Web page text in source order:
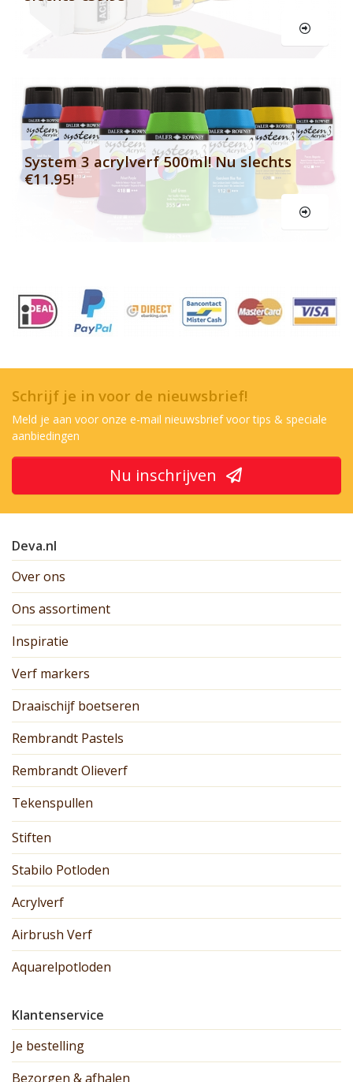
System 3 acrylverf 500ml! Nu slechts
€11.95!
Schrijf je in voor de nieuwsbrief!
Meld je aan voor onze e-mail nieuwsbrief voor tips & speciale
aanbiedingen
Nu inschrijven
Deva.nl
Over ons
Ons assortiment
Inspiratie
Verf markers
Draaischijf boetseren
Rembrandt Pastels
Rembrandt Olieverf
Tekenspullen
Stiften
Stabilo Potloden
Acrylverf
Airbrush Verf
Aquarelpotloden
Klantenservice
Je bestelling
Bezorgen & afhalen